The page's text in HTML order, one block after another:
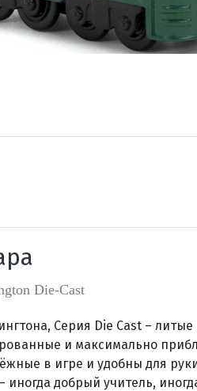
Die-Cast
Серия Die Cast –
и максимально
в игре и удобны для
иногда добрый учитель,